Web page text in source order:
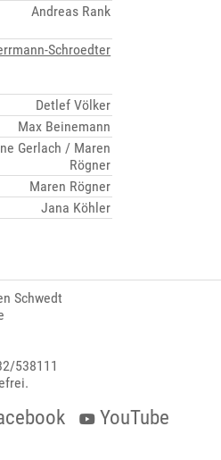
Andreas Rank
Schroedter
Detlef Völker
Max Beinemann
Gerlach / Maren
Rögner
Maren Rögner
Jana Köhler
Schwedt
538111
YouTube